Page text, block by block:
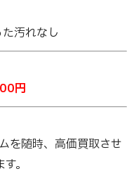
汚れなし
円
を随時、高価買取させ
。